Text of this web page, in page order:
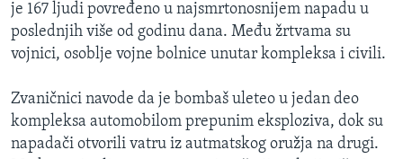
je 167 ljudi povređeno u najsmrtonosnijem napadu u
poslednjih više od godinu dana. Među žrtvama su
vojnici, osoblje vojne bolnice unutar kompleksa i civili.
Zvaničnici navode da je bombaš uleteo u jedan deo
kompleksa automobilom prepunim eksploziva, dok su
napadači otvorili vatru iz autmatskog oružja na drugi.